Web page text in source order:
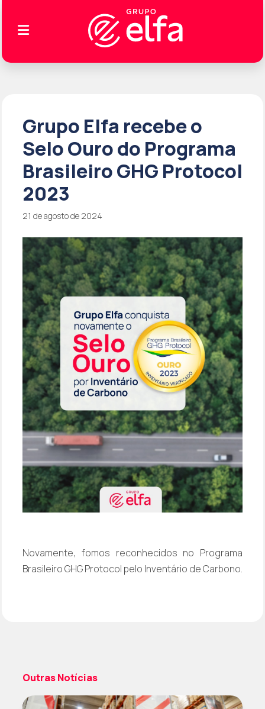
Grupo Elfa recebe o
Selo Ouro do Programa
Brasileiro GHG Protocol
2023
21 de agosto de 2024
Novamente, fomos reconhecidos no Programa
Brasileiro GHG Protocol pelo Inventário de Carbono.
Outras Notícias